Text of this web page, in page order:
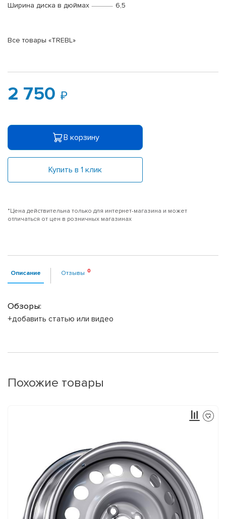
Ширина диска в дюймах
6,5
Все товары «TREBL»
2 750
В корзину
Купить в 1 клик
*Цена действительна только для интернет-магазина и может
отличаться от цен в розничных магазинах
Описание Отзывы
Обзоры:
+добавить статью или видео
Похожие товары